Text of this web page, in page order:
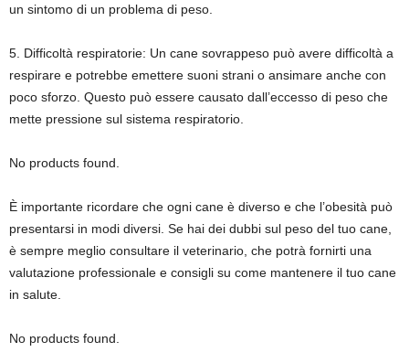
un sintomo di un problema di peso.
5. Difficoltà respiratorie: Un cane sovrappeso può avere difficoltà a
respirare e potrebbe emettere suoni strani o ansimare anche con
poco sforzo. Questo può essere causato dall’eccesso di peso che
mette pressione sul sistema respiratorio.
No products found.
È importante ricordare che ogni cane è diverso e che l’obesità può
presentarsi in modi diversi. Se hai dei dubbi sul peso del tuo cane,
è sempre meglio consultare il veterinario, che potrà fornirti una
valutazione professionale e consigli su come mantenere il tuo cane
in salute.
No products found.